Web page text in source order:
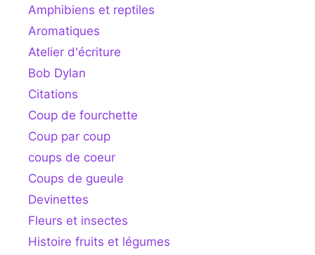
Amphibiens et reptiles
Aromatiques
Atelier d'écriture
Bob Dylan
Citations
Coup de fourchette
Coup par coup
coups de coeur
Coups de gueule
Devinettes
Fleurs et insectes
Histoire fruits et légumes